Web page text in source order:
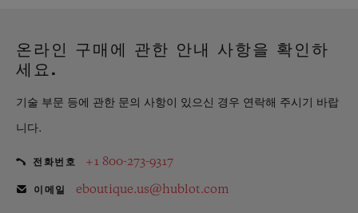
온라인 구매에 관한 안내 사항을 확인하
세요.
기술 부문 등에 관한 문의 사항이 있으신 경우 연락해 주시기 바랍
니다.
전화번호 +1 800-273-9317
이메일 eboutique.us@hublot.com